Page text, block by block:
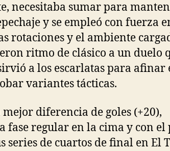
necesitaba sumar para
y se empleó con fuerza
rotaciones y el ambiente
ritmo de clásico a un duelo
a los escarlatas para afinar
variantes tácticas.
diferencia de goles (+20),
regular en la cima y con el
series de cuartos de final en El